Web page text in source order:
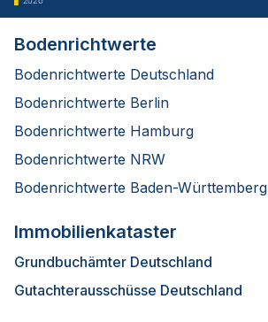
Bodenrichtwerte
Bodenrichtwerte Deutschland
Bodenrichtwerte Berlin
Bodenrichtwerte Hamburg
Bodenrichtwerte NRW
Bodenrichtwerte Baden-Württemberg
Immobilienkataster
Grundbuchämter Deutschland
Gutachterausschüsse Deutschland